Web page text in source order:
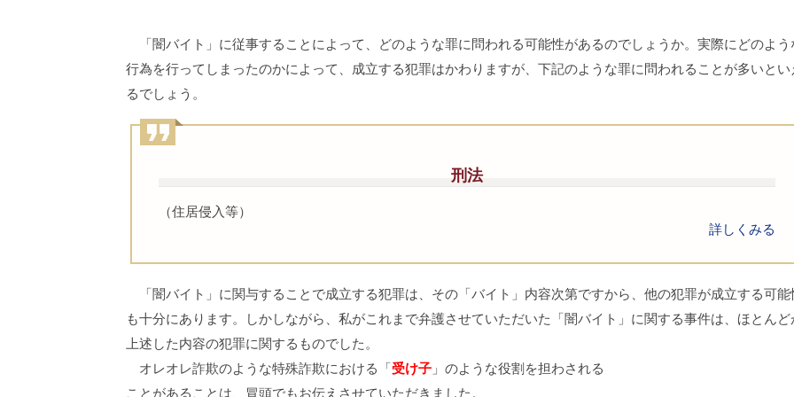
「闇バイト」に従事することによって、どのような罪に問われる可能性があるのでしょうか。実際にどのよう
行為を行ってしまったのかによって、成立する犯罪はかわりますが、下記のような罪に問われることが多いとい
るでしょう。
刑法
（住居侵入等）
詳しくみる
「闇バイト」に関与することで成立する犯罪は、その「バイト」内容次第ですから、他の犯罪が成立する可能
も十分にあります。しかしながら、私がこれまで弁護させていただいた「闇バイト」に関する事件は、ほとんど
上述した内容の犯罪に関するものでした。
オレオレ詐欺のような特殊詐欺における「受け子 」のような役割を担わされる
ことがあることは、冒頭でもお伝えさせていただきました。